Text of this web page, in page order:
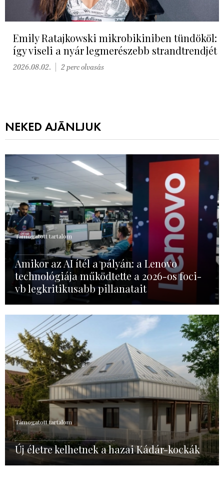
Emily Ratajkowski mikrobikiniben tündököl:
így viseli a nyár legmerészebb strandtrendjét
2026.08.02. 2 perc olvasás
NEKED AJÁNLJUK
Támogatott tartalom
Amikor az AI ítél a pályán: a Lenovo
technológiája működtette a 2026-os foci-
vb legkritikusabb pillanatait
Támogatott tartalom
Új életre kelhetnek a hazai Kádár-kockák